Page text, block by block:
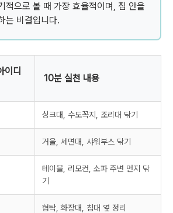
적으로 볼 때 가장 효율적이며, 집 안을
는 비결입니다.
이디
10분 실천 내용
싱크대, 수도꼭지, 조리대 닦기
거울, 세면대, 샤워부스 닦기
테이블, 리모컨, 소파 주변 먼지 닦
기
협탁, 화장대, 침대 옆 정리